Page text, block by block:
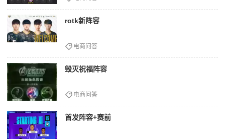
rotk新阵容
电商问答
毁灭祝福阵容
电商问答
首发阵容+赛前